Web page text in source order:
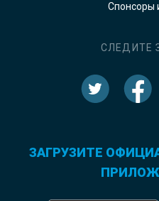
Спонсоры
СЛЕДИТЕ
ЗАГРУЗИТЕ